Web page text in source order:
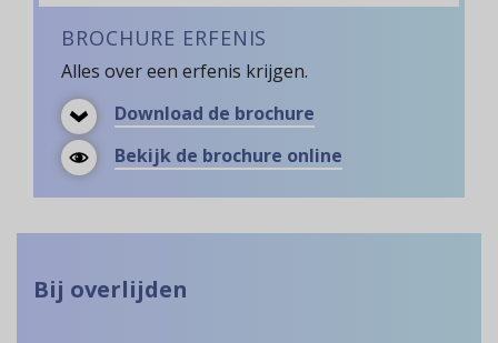
BROCHURE ERFENIS
Alles over een erfenis krijgen.
Download de brochure
Erfenis
Bekijk de brochure Brochure
Erfenis
online
Bij overlijden